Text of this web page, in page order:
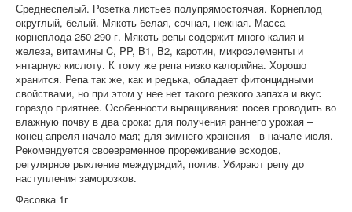
Среднеспелый. Розетка листьев полупрямостоячая. Корнеплод
округлый, белый. Мякоть белая, сочная, нежная. Масса
корнеплода 250-290 г. Мякоть репы содержит много калия и
железа, витамины C, PP, B1, B2, каротин, микроэлементы и
янтарную кислоту. К тому же репа низко калорийна. Хорошо
хранится. Репа так же, как и редька, обладает фитонцидными
свойствами, но при этом у нее нет такого резкого запаха и вкус
гораздо приятнее. Особенности выращивания: посев проводить во
влажную почву в два срока: для получения раннего урожая –
конец апреля-начало мая; для зимнего хранения - в начале июля.
Рекомендуется своевременное прореживание всходов,
регулярное рыхление междурядий, полив. Убирают репу до
наступления заморозков.
Фасовка 1г